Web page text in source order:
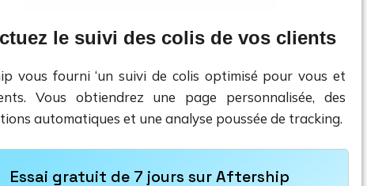
le suivi des colis de vos clients
vous fourni ‘un suivi de colis optimisé pour vous et
Vous obtiendrez une page personnalisée, des
automatiques et une analyse poussée de tracking.
Essai gratuit de 7 jours sur Aftership